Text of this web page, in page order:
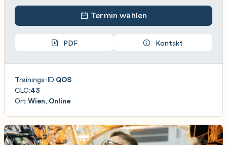
Termin wählen
PDF Kontakt
Trainings-ID:QOS
CLC:43
Ort:Wien, Online